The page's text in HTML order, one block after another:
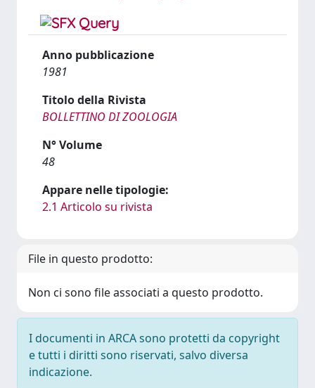
Anno pubblicazione
1981
Titolo della Rivista
BOLLETTINO DI ZOOLOGIA
N° Volume
48
Appare nelle tipologie:
2.1 Articolo su rivista
File in questo prodotto:
Non ci sono file associati a questo prodotto.
I documenti in ARCA sono protetti da copyright
e tutti i diritti sono riservati, salvo diversa
indicazione.